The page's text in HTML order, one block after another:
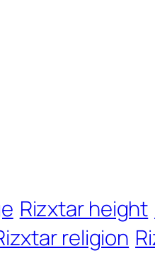
Rizxtar height
religion